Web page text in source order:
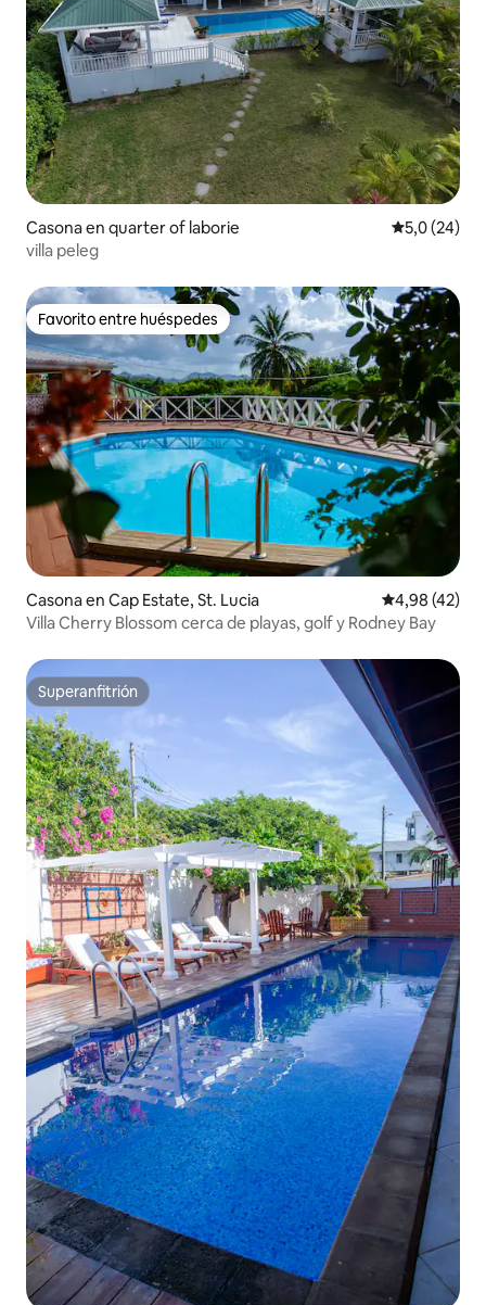
Casona en quarter of laborie Calificación
5,0 (24)
villa peleg
Favorito entre huéspedes
Favorito entre huéspedes
Casona en Cap Estate, St. Lucia Calificación
4,98 (42)
Villa Cherry Blossom cerca de playas, golf y Rodney Bay
Superanfitrión
Superanfitrión